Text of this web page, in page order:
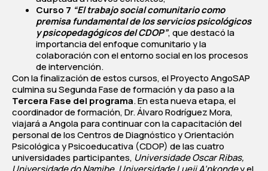
Curso 7 “El trabajo social comunitario como
premisa fundamental de los servicios psicológicos
y psicopedagógicos del CDOP”, que destacó la
importancia del enfoque comunitario y la
colaboración con el entorno social en los procesos
de intervención.
Con la finalización de estos cursos, el Proyecto AngoSAP
culmina su Segunda Fase de formación y da paso a la
Tercera Fase del programa. En esta nueva etapa, el
coordinador de formación, Dr. Álvaro Rodríguez Mora,
viajará a Angola para continuar con la capacitación del
personal de los Centros de Diagnóstico y Orientación
Psicológica y Psicoeducativa (CDOP) de las cuatro
universidades participantes, Universidade Oscar Ribas,